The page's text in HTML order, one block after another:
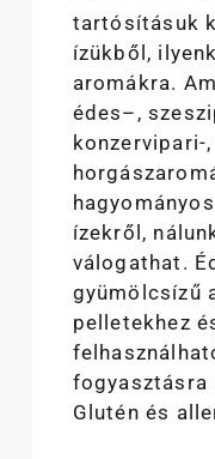
tartósításuk
ízükből,
aromákra.
édes–,
konzervipari-
ízekről,
válogathat.
gyümölcsízű
pelletekhez
fogyasztásra
Glutén és